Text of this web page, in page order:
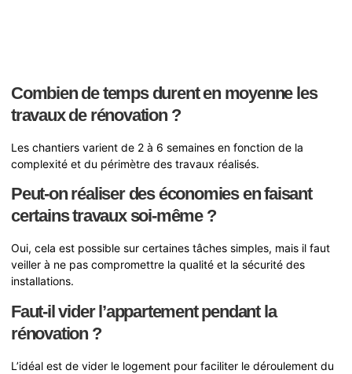
Combien de temps durent en moyenne les
travaux de rénovation ?
Les chantiers varient de 2 à 6 semaines en fonction de la
complexité et du périmètre des travaux réalisés.
Peut-on réaliser des économies en faisant
certains travaux soi-même ?
Oui, cela est possible sur certaines tâches simples, mais il faut
veiller à ne pas compromettre la qualité et la sécurité des
installations.
Faut-il vider l’appartement pendant la
rénovation ?
L’idéal est de vider le logement pour faciliter le déroulement du